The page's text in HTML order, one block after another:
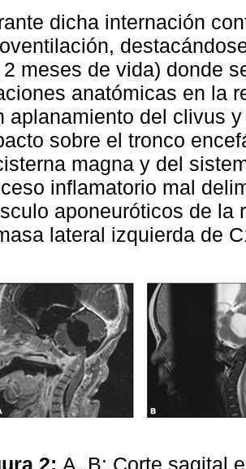
dicha internación
meses de vida) donde
anatómicas en la
aplanamiento del clivus
sobre el tronco
magna y del
inflamatorio mal
aponeuróticos de la
lateral izquierda de
2: A, B: Corte sagital